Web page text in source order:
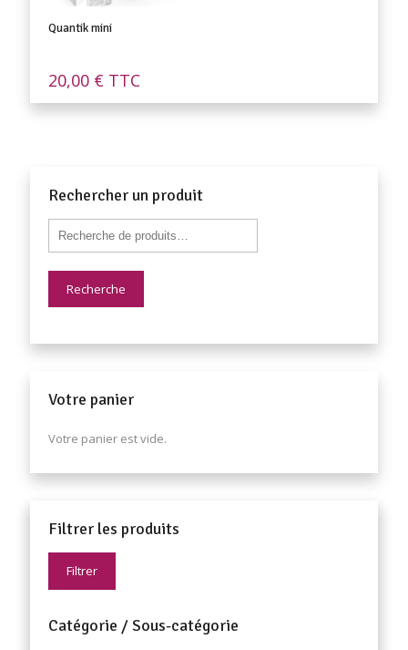
Quantik mini
20,00 € TTC
Rechercher un produit
Recherche
Votre panier
Votre panier est vide.
Filtrer les produits
Filtrer
Catégorie / Sous-catégorie